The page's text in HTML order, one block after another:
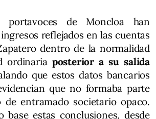
portavoces de Moncloa han
reflejados en las cuentas
dentro de la normalidad
ordinaria posterior a su salida
que estos datos bancarios
que no formaba parte
entramado societario opaco.
base estas conclusiones, desde